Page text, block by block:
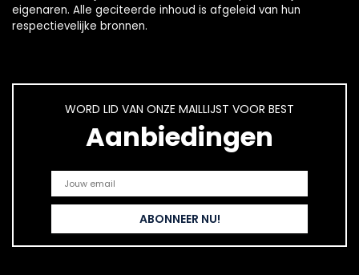
eigenaren. Alle geciteerde inhoud is afgeleid van hun
respectievelijke bronnen.
WORD LID VAN ONZE MAILLIJST VOOR BEST
Aanbiedingen